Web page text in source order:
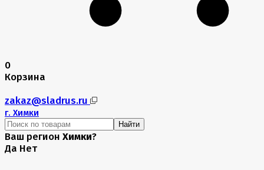
0
Корзина
zakaz@sladrus.ru
г. Химки
Найти
Ваш регион Химки?
Да Нет